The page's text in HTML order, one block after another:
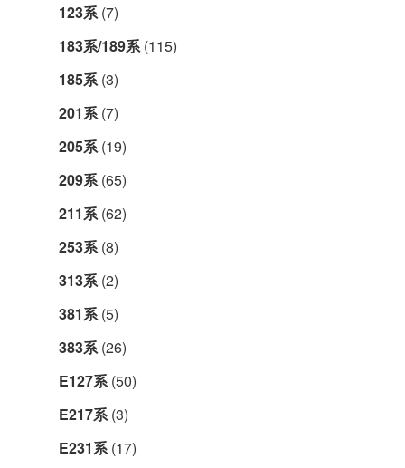
123系(7)
183系/189系(115)
185系(3)
201系(7)
205系(19)
209系(65)
211系(62)
253系(8)
313系(2)
381系(5)
383系(26)
E127系(50)
E217系(3)
E231系(17)